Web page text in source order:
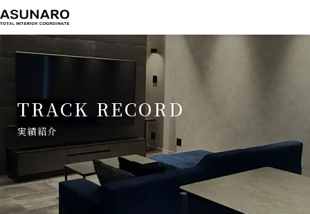
TRACK RECORD
実績紹介
TOP
実績紹介